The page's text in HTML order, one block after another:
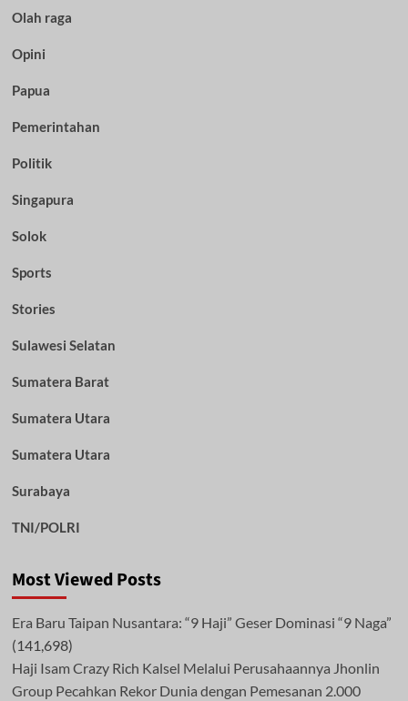
Olah raga
Opini
Papua
Pemerintahan
Politik
Singapura
Solok
Sports
Stories
Sulawesi Selatan
Sumatera Barat
Sumatera Utara
Sumatera Utara
Surabaya
TNI/POLRI
Most Viewed Posts
Era Baru Taipan Nusantara: “9 Haji” Geser Dominasi “9 Naga”
(141,698)
Haji Isam Crazy Rich Kalsel Melalui Perusahaannya Jhonlin
Group Pecahkan Rekor Dunia dengan Pemesanan 2.000